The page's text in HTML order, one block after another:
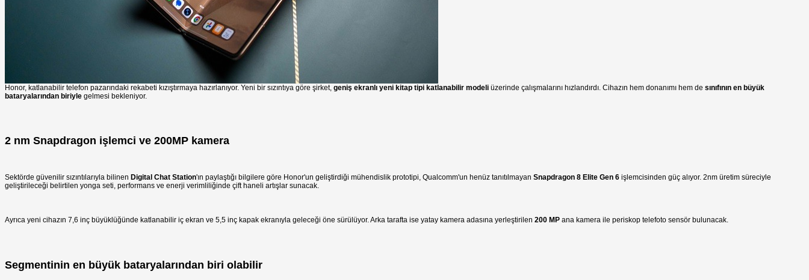
Honor, katlanabilir telefon pazarındaki rekabeti kızıştırmaya hazırlanıyor. Yeni bir sızıntıya göre şirket, geniş ekranlı yeni kitap tipi katlanabilir modeli üzerinde çalışmalarını hızlandırdı. Cihazın hem donanımı hem de sınıfının en büyük
bataryalarından biriyle gelmesi bekleniyor.
2 nm Snapdragon işlemci ve 200MP kamera
Sektörde güvenilir sızıntılarıyla bilinen Digital Chat Station'ın paylaştığı bilgilere göre Honor'un geliştirdiği mühendislik prototipi, Qualcomm'un henüz tanıtılmayan Snapdragon 8 Elite Gen 6 işlemcisinden güç alıyor. 2nm üretim süreciyle
geliştirileceği belirtilen yonga seti, performans ve enerji verimliliğinde çift haneli artışlar sunacak.
Ayrıca yeni cihazın 7,6 inç büyüklüğünde katlanabilir iç ekran ve 5,5 inç kapak ekranıyla geleceği öne sürülüyor. Arka tarafta ise yatay kamera adasına yerleştirilen 200 MP ana kamera ile periskop telefoto sensör bulunacak.
Segmentinin en büyük bataryalarından biri olabilir